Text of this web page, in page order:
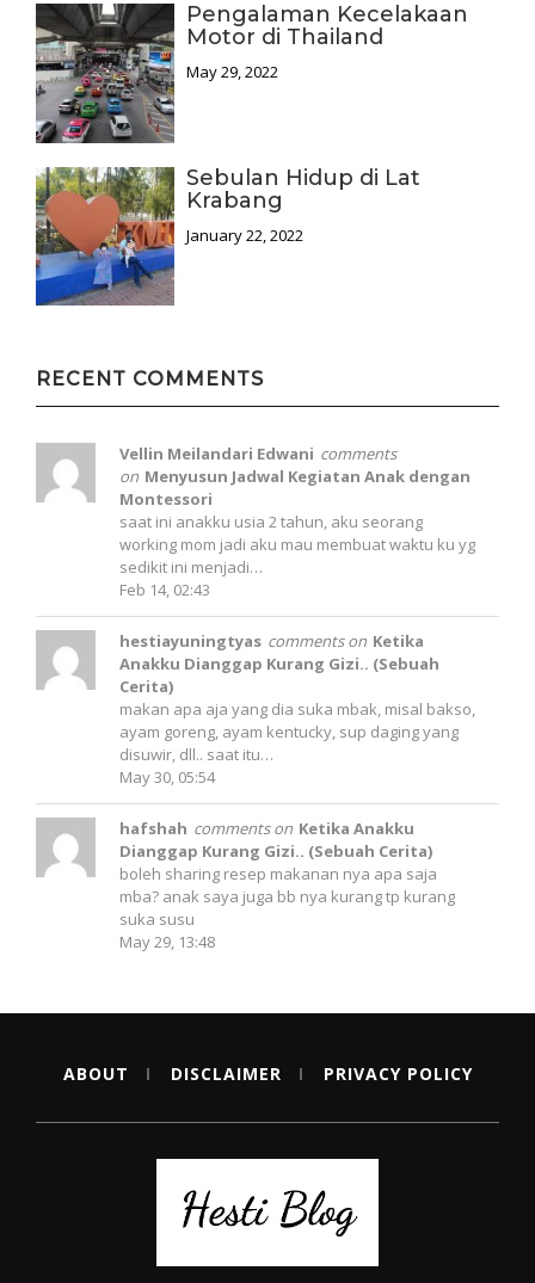
Pengalaman Kecelakaan
Motor di Thailand
May 29, 2022
Sebulan Hidup di Lat
Krabang
January 22, 2022
RECENT COMMENTS
Vellin Meilandari Edwani comments
on Menyusun Jadwal Kegiatan Anak dengan
Montessori
saat ini anakku usia 2 tahun, aku seorang
working mom jadi aku mau membuat waktu ku yg
sedikit ini menjadi…
Feb 14, 02:43
hestiayuningtyas comments on Ketika
Anakku Dianggap Kurang Gizi.. (Sebuah
Cerita)
makan apa aja yang dia suka mbak, misal bakso,
ayam goreng, ayam kentucky, sup daging yang
disuwir, dll.. saat itu…
May 30, 05:54
hafshah comments on Ketika Anakku
Dianggap Kurang Gizi.. (Sebuah Cerita)
boleh sharing resep makanan nya apa saja
mba? anak saya juga bb nya kurang tp kurang
suka susu
May 29, 13:48
ABOUT DISCLAIMER PRIVACY POLICY